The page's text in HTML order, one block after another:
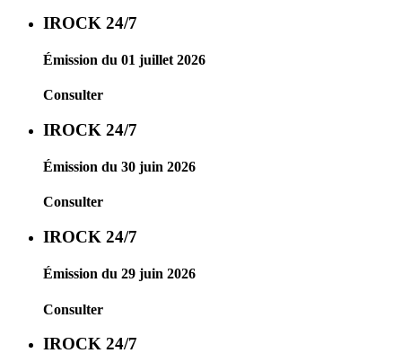
IROCK 24/7
Émission du 01 juillet 2026
Consulter
IROCK 24/7
Émission du 30 juin 2026
Consulter
IROCK 24/7
Émission du 29 juin 2026
Consulter
IROCK 24/7